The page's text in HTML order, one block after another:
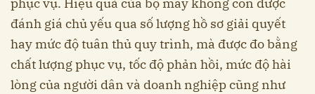
phục vụ. Hiệu quả của bộ máy không còn được
đánh giá chủ yếu qua số lượng hồ sơ giải quyết
hay mức độ tuân thủ quy trình, mà được đo bằng
chất lượng phục vụ, tốc độ phản hồi, mức độ hài
lòng của người dân và doanh nghiệp cũng như